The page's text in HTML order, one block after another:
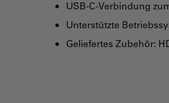
USB-C-Verbindung
Unterstützte
Geliefertes Zubehör: